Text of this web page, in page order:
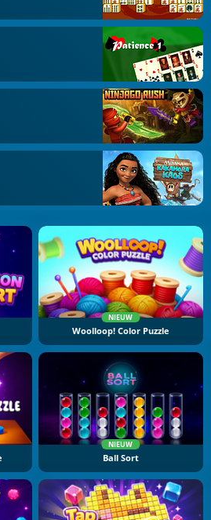
NIEUW
Woolloop! Color Puzzle
NIEUW
Ball Sort